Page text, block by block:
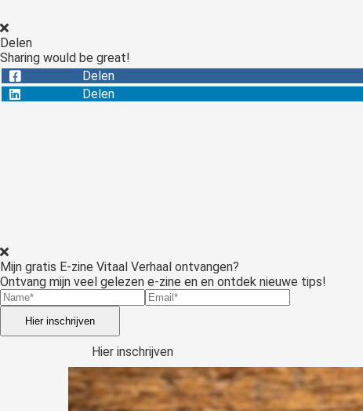
Delen
Sharing would be great!
Delen
Delen
Mijn gratis E-zine Vitaal Verhaal ontvangen?
Ontvang mijn veel gelezen e-zine en en ontdek nieuwe tips!
Hier inschrijven
Hier inschrijven